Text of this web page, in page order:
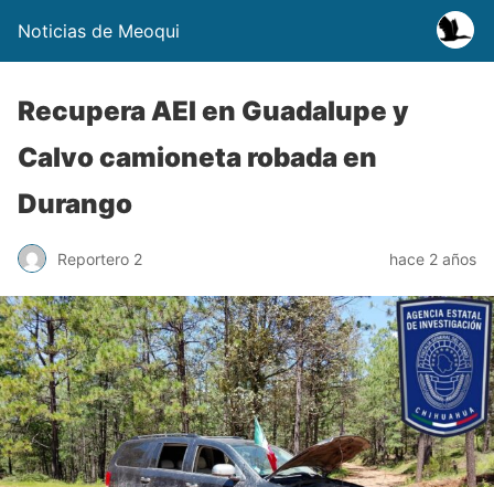
Noticias de Meoqui
Recupera AEI en Guadalupe y
Calvo camioneta robada en
Durango
Reportero 2 hace 2 años